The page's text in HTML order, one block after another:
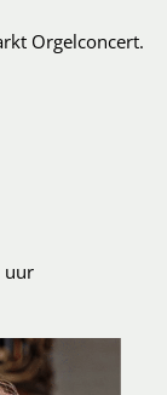
Orgelconcert.
uur